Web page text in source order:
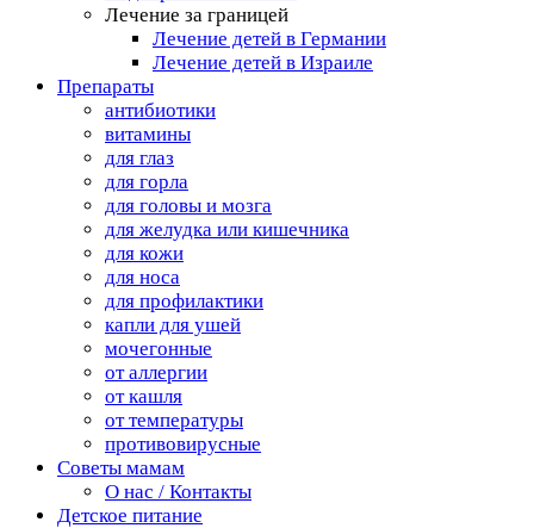
Лечение за границей
Лечение детей в Германии
Лечение детей в Израиле
Препараты
антибиотики
витамины
для глаз
для горла
для головы и мозга
для желудка или кишечника
для кожи
для носа
для профилактики
капли для ушей
мочегонные
от аллергии
от кашля
от температуры
противовирусные
Советы мамам
О нас / Контакты
Детское питание